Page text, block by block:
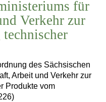
für
Verkehr zur
des Sächsischen
Arbeit und Verkehr zur
Produkte vom